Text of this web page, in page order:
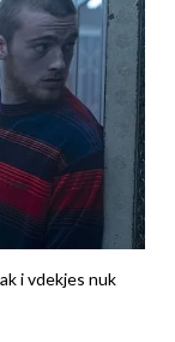
i vdekjes nuk